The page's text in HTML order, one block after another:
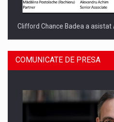
Clifford Chance Badea a
COMUNICATE DE PRESA